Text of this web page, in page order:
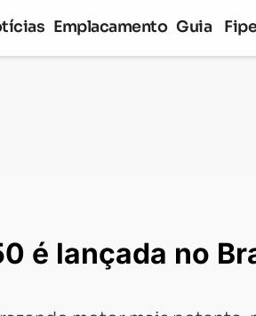
Emplacamento Guia Fipe
saiba os preços e versões
é lançada no